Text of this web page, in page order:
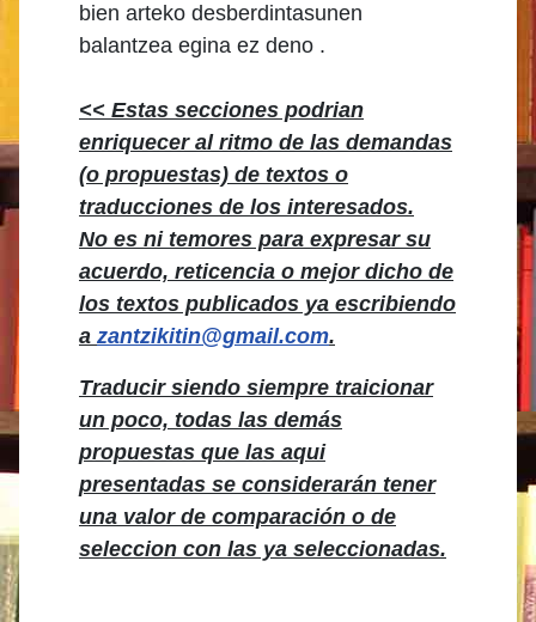
bien arteko desberdintasunen
balantzea egina ez deno .
<< Estas secciones podrian
enriquecer al ritmo de las demandas
(o propuestas) de textos o
traducciones de los interesados.
No es ni temores para expresar su
acuerdo, reticencia o mejor dicho de
los textos publicados ya escribiendo
a zantzikitin@gmail.com.
Traducir siendo siempre traicionar
un poco, todas las demás
propuestas que las aqui
presentadas se considerarán tener
una valor de comparación o de
seleccion con las ya seleccionadas.